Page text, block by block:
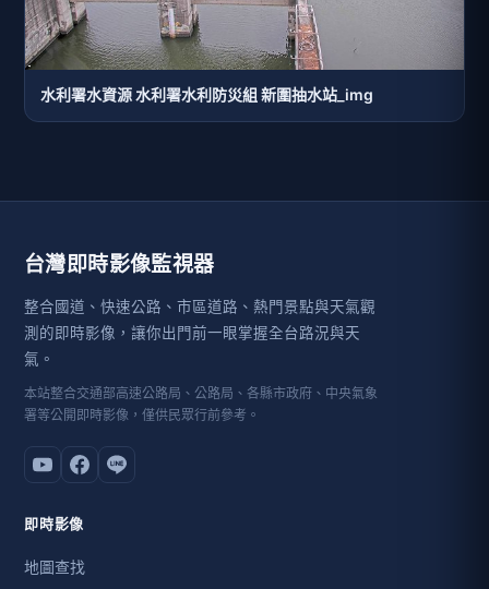
水利署水資源 水利署水利防災組 新圍抽水站_img
台灣即時影像監視器
整合國道、快速公路、市區道路、熱門景點與天氣觀
測的即時影像，讓你出門前一眼掌握全台路況與天
氣。
本站整合交通部高速公路局、公路局、各縣市政府、中央氣象
署等公開即時影像，僅供民眾行前參考。
即時影像
地圖查找